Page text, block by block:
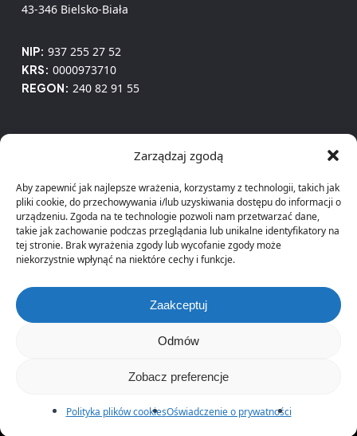
Zarządzaj zgodą
Aby zapewnić jak najlepsze wrażenia, korzystamy z technologii, takich jak
pliki cookie, do przechowywania i/lub uzyskiwania dostępu do informacji o
urządzeniu. Zgoda na te technologie pozwoli nam przetwarzać dane,
takie jak zachowanie podczas przeglądania lub unikalne identyfikatory na
tej stronie. Brak wyrażenia zgody lub wycofanie zgody może
niekorzystnie wpłynąć na niektóre cechy i funkcje.
Zaakceptuj
Odmów
Zobacz preferencje
Polityka plików cookiesOświadczenie o prywatności
43-346 Bielsko-Biała
NIP: 937 255 27 52
KRS: 0000973710
REGON: 240 82 91 55
E-mail:sprzedaz@kll-erp.pl
Telefon:+48 665 207 493
Polityka prywatności
facebooklinkedinphoneemail